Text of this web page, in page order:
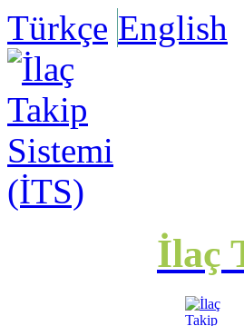
Türkçe English
İlaç